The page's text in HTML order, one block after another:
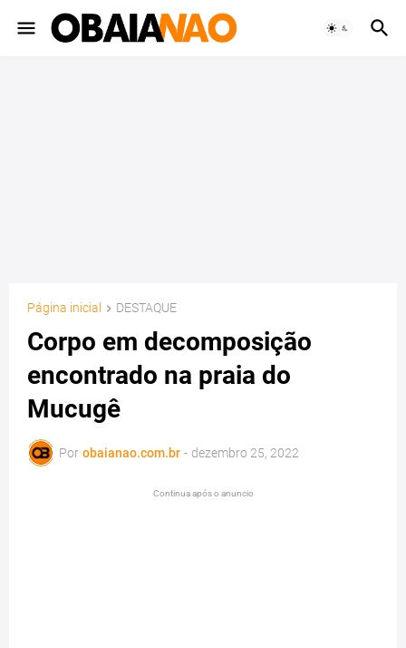
Página inicial DESTAQUE
Corpo em decomposição
encontrado na praia do
Mucugê
Por obaianao.com.br - dezembro 25, 2022
Continua após o anuncio